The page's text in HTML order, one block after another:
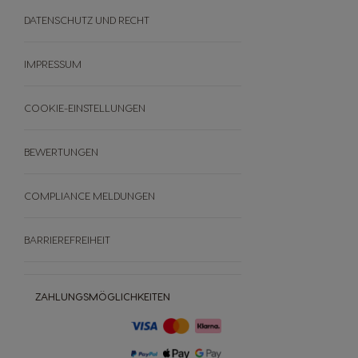
Themenwelten
Widerrufe deine Bestellung
ZAHLUNGSMÖGLICHKEITEN
DATENSCHUTZ UND RECHT
IMPRESSUM
COOKIE-EINSTELLUNGEN
BEWERTUNGEN
COMPLIANCE MELDUNGEN
BARRIEREFREIHEIT